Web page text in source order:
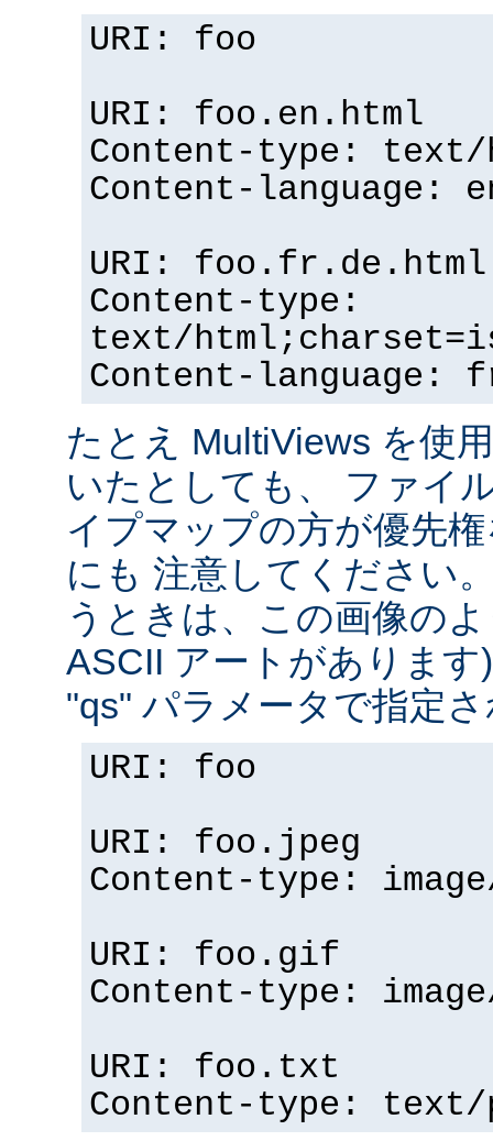
URI: foo
URI: foo.en.html
Content-type: text/
Content-language:
URI: foo.fr.de.html
Content-type:
text/
Content-language:
たとえ MultiViews を使
いたとしても、 ファイ
イプマップの方が優先
にも 注意してください
うときは、この画像の
ASCII アートがありま
"qs" パラメータで指定
URI: foo
URI: foo.jpeg
Content-type:
URI: foo.gif
Content-type:
URI: foo.txt
Content-type: